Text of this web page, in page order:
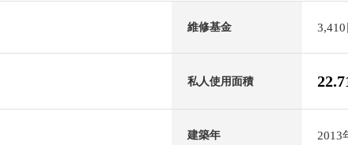
維修基金
私人使用面積
建築年 2013